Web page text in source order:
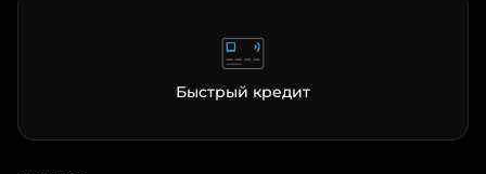
Быстрый кредит